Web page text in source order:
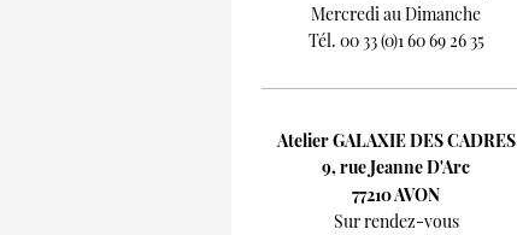
Mercredi au Dimanche
Tél. 00 33 (0)1 60 69 26 35
Atelier GALAXIE DES CADRES
9, rue Jeanne D'Arc
77210 AVON
Sur rendez-vous